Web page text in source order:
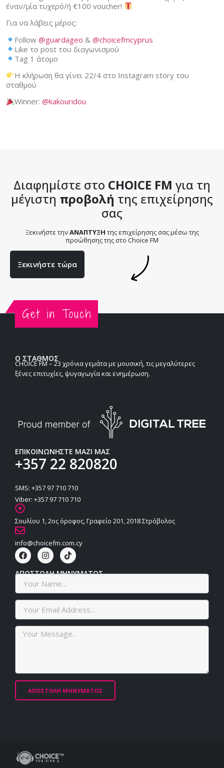
έναν/μία τυχερό/ή €100 voucher!
Για να λάβεις μέρος:
Follow@guardageo &@choicefmcyprus
Like το post του διαγωνισμού
Tag 1 άτομο
Η κλήρωση θα γίνει 22/4 στο Instagram story του
σταθμού
Winner:@kakouridou
Διαφημίστε στο CHOICE FM για τη
μέγιστη προβολή της επιχείρησης
σας
Ξεκινήστε τηνΑΝΑΠΤΥΞΗ της επιχείρησης σας μέσω της
προώθησης της στο Choice FM
Ξεκινήστε τώρα
Ο ΣΤΑΘΜΟΣ
CHOICE FM – 23 χρόνια γεμάτα με μουσική, τις μεγαλύτερες
ξένες επιτυχίες, ψυγαγωγία και ενημέρωση.
ΕΠΙΚΟΙΝΩΝΗΣΤΕ ΜΑΖΙ ΜΑΣ
+357 22 820820
SMS: +357 97 710 710
Viber: +357 97 710 710
Σουλίου 1, 2ος όροφος, Γραφείο 201, 2018 Στρόβολος
info@choicefm.com.cy
ΑΠΟΣΤΟΛΗ ΜΗΝΥΜΑΤΟΣ
ΑΠΟΣΤΟΛΗ ΜΗΝΥΜΑΤΟΣ